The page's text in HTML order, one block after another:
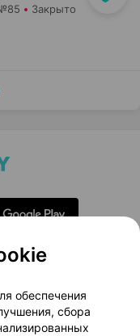
Закрыто
маркетинг
обеспечения
сбора